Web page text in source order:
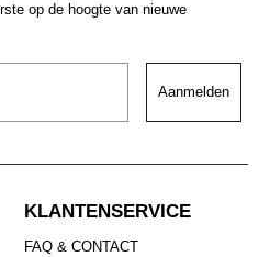
op de hoogte van nieuwe
Aanmelden
KLANTENSERVICE
FAQ & CONTACT